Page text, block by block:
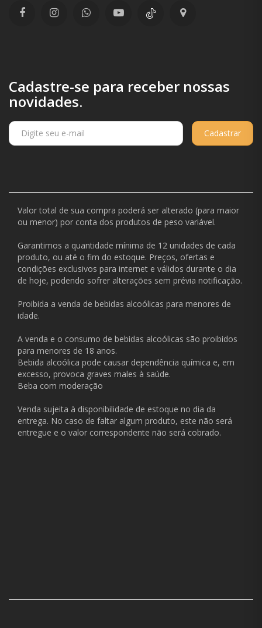
Cadastre-se para receber nossas
novidades.
Cadastrar
Valor total de sua compra poderá ser alterado (para maior
ou menor) por conta dos produtos de peso variável.
Garantimos a quantidade mínima de 12 unidades de cada
produto, ou até o fim do estoque. Preços, ofertas e
condições exclusivos para internet e válidos durante o dia
de hoje, podendo sofrer alterações sem prévia notificação.
Proibida a venda de bebidas alcoólicas para menores de
idade.
A venda e o consumo de bebidas alcoólicas são proibidos
para menores de 18 anos.
Bebida alcoólica pode causar dependência química e, em
excesso, provoca graves males à saúde.
Beba com moderação
Venda sujeita à disponibilidade de estoque no dia da
entrega. No caso de faltar algum produto, este não será
entregue e o valor correspondente não será cobrado.